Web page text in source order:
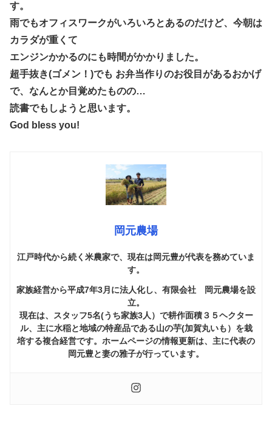
す。
雨でもオフィスワークがいろいろとあるのだけど、今朝は
カラダが重くて
エンジンかかるのにも時間がかかりました。
超手抜き(ゴメン！)でも お弁当作りのお役目があるおかげ
で、なんとか目覚めたものの…
読書でもしようと思います。
God bless you!
岡元農場
江戸時代から続く米農家で、現在は岡元豊が代表を務めていま
す。
家族経営から平成7年3月に法人化し、有限会社 岡元農場を設
立。
現在は、スタッフ5名(うち家族3人）で耕作面積３５ヘクター
ル、主に水稲と地域の特産品である山の芋(加賀丸いも）を栽
培する複合経営です。ホームページの情報更新は、主に代表の
岡元豊と妻の雅子が行っています。